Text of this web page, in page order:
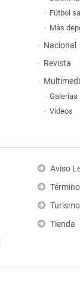
Fútbol
Más
Nacional
Revista
Galerías
Vídeos
Aviso
Turismo
Tienda